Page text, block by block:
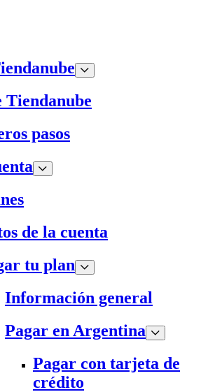
Tiendanube
pasos
de la cuenta
tu plan
Información general
Pagar en Argentina
Pagar con tarjeta de
crédito